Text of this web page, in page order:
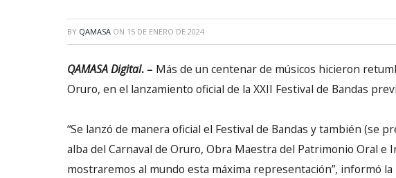
BY QAMASA ON 15 DE ENERO DE 2024
QAMASA Digital. – Más de un centenar de músicos hicieron
Oruro, en el lanzamiento oficial de la XXII Festival de Bandas
“Se lanzó de manera oficial el Festival de Bandas y también (se
alba del Carnaval de Oruro, Obra Maestra del Patrimonio Oral e
mostraremos al mundo esta máxima representación”, informó